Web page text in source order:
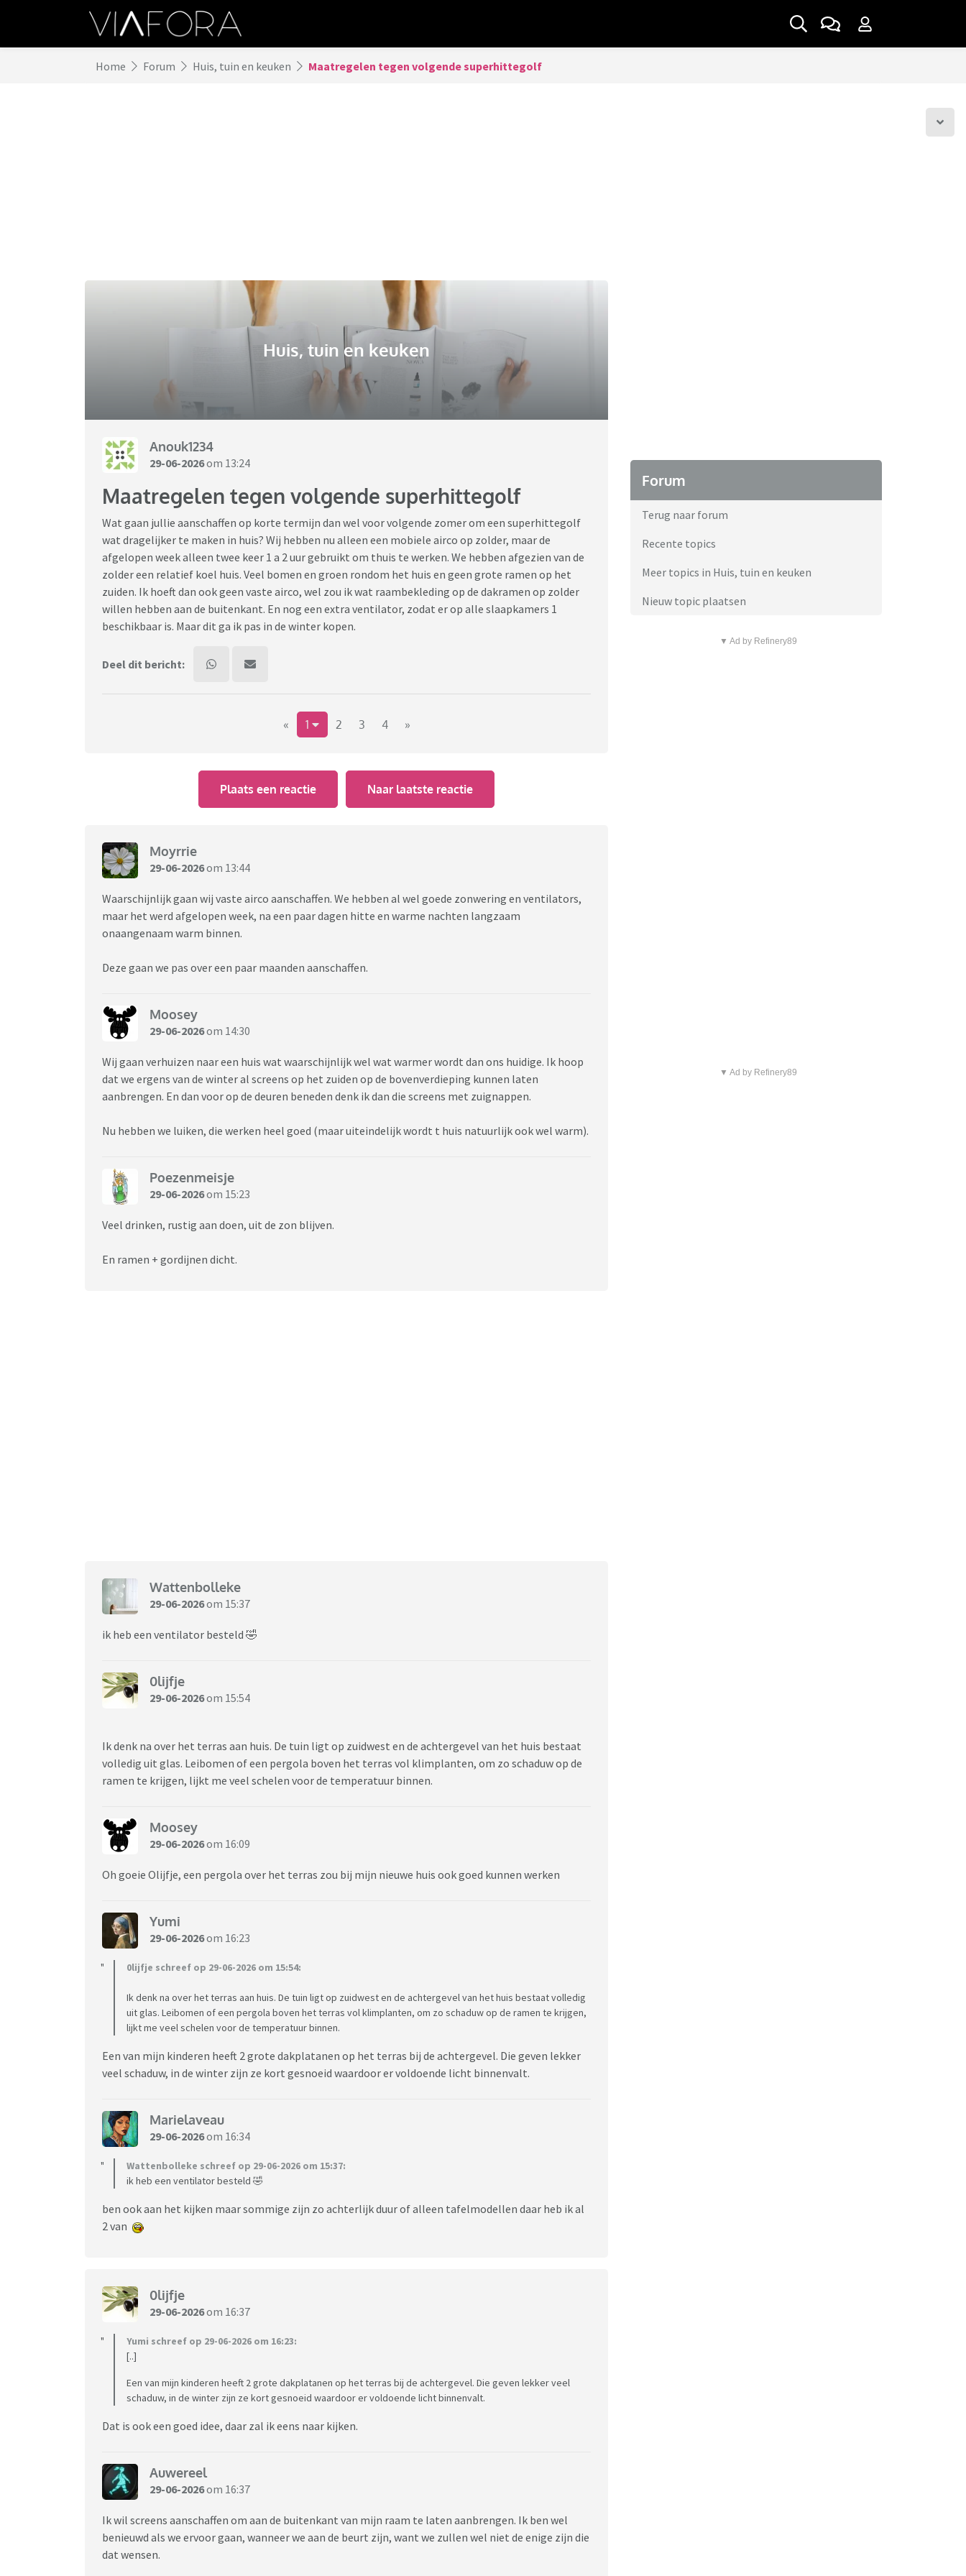
Home Forum Huis, tuin en keuken Maatregelen tegen volgende superhittegolf
Huis, tuin en keuken
Anouk1234
29-06-2026om 13:24
Maatregelen tegen volgende superhittegolf
Wat gaan jullie aanschaffen op korte termijn dan wel voor volgende zomer om een superhittegolf
wat dragelijker te maken in huis? Wij hebben nu alleen een mobiele airco op zolder, maar de
afgelopen week alleen twee keer 1 a 2 uur gebruikt om thuis te werken. We hebben afgezien van de
zolder een relatief koel huis. Veel bomen en groen rondom het huis en geen grote ramen op het
zuiden. Ik hoeft dan ook geen vaste airco, wel zou ik wat raambekleding op de dakramen op zolder
willen hebben aan de buitenkant. En nog een extra ventilator, zodat er op alle slaapkamers 1
beschikbaar is. Maar dit ga ik pas in de winter kopen.
Deel dit bericht:
« 1 2 3 4 »
Plaats een reactie Naar laatste reactie
Moyrrie
29-06-2026om 13:44
Waarschijnlijk gaan wij vaste airco aanschaffen. We hebben al wel goede zonwering en ventilators,
maar het werd afgelopen week, na een paar dagen hitte en warme nachten langzaam
onaangenaam warm binnen.
Deze gaan we pas over een paar maanden aanschaffen.
Moosey
29-06-2026om 14:30
Wij gaan verhuizen naar een huis wat waarschijnlijk wel wat warmer wordt dan ons huidige. Ik hoop
dat we ergens van de winter al screens op het zuiden op de bovenverdieping kunnen laten
aanbrengen. En dan voor op de deuren beneden denk ik dan die screens met zuignappen.
Nu hebben we luiken, die werken heel goed (maar uiteindelijk wordt t huis natuurlijk ook wel warm).
Poezenmeisje
29-06-2026om 15:23
Veel drinken, rustig aan doen, uit de zon blijven.
En ramen + gordijnen dicht.
Wattenbolleke
29-06-2026om 15:37
ik heb een ventilator besteld 🤣
0lijfje
29-06-2026om 15:54
Ik denk na over het terras aan huis. De tuin ligt op zuidwest en de achtergevel van het huis bestaat
volledig uit glas. Leibomen of een pergola boven het terras vol klimplanten, om zo schaduw op de
ramen te krijgen, lijkt me veel schelen voor de temperatuur binnen.
Moosey
29-06-2026om 16:09
Oh goeie Olijfje, een pergola over het terras zou bij mijn nieuwe huis ook goed kunnen werken
Yumi
29-06-2026om 16:23
0lijfje schreef op 29-06-2026 om 15:54:
Ik denk na over het terras aan huis. De tuin ligt op zuidwest en de achtergevel van het huis bestaat volledig
uit glas. Leibomen of een pergola boven het terras vol klimplanten, om zo schaduw op de ramen te krijgen,
lijkt me veel schelen voor de temperatuur binnen.
Een van mijn kinderen heeft 2 grote dakplatanen op het terras bij de achtergevel. Die geven lekker
veel schaduw, in de winter zijn ze kort gesnoeid waardoor er voldoende licht binnenvalt.
Marielaveau
29-06-2026om 16:34
Wattenbolleke schreef op 29-06-2026 om 15:37:
ik heb een ventilator besteld 🤣
ben ook aan het kijken maar sommige zijn zo achterlijk duur of alleen tafelmodellen daar heb ik al
2 van
0lijfje
29-06-2026om 16:37
Yumi schreef op 29-06-2026 om 16:23:
[..]
Een van mijn kinderen heeft 2 grote dakplatanen op het terras bij de achtergevel. Die geven lekker veel
schaduw, in de winter zijn ze kort gesnoeid waardoor er voldoende licht binnenvalt.
Dat is ook een goed idee, daar zal ik eens naar kijken.
Auwereel
29-06-2026om 16:37
Ik wil screens aanschaffen om aan de buitenkant van mijn raam te laten aanbrengen. Ik ben wel
benieuwd als we ervoor gaan, wanneer we aan de beurt zijn, want we zullen wel niet de enige zijn die
dat wensen.
Forum
Terug naar forum
Recente topics
Meer topics in Huis, tuin en keuken
Nieuw topic plaatsen
▼ Ad by Refinery89
▼ Ad by Refinery89